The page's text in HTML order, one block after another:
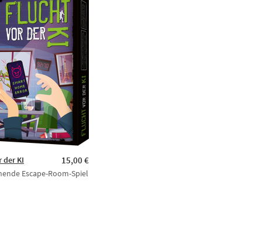
15,00 €
der KI
Escape-Room-Spiel